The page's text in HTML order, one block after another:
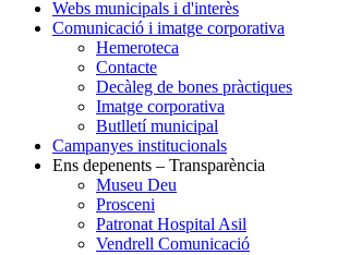
Webs municipals i d'interès
Comunicació i imatge corporativa
Hemeroteca
Contacte
Decàleg de bones pràctiques
Imatge corporativa
Butlletí municipal
Campanyes institucionals
Ens depenents – Transparència
Museu Deu
Prosceni
Patronat Hospital Asil
Vendrell Comunicació